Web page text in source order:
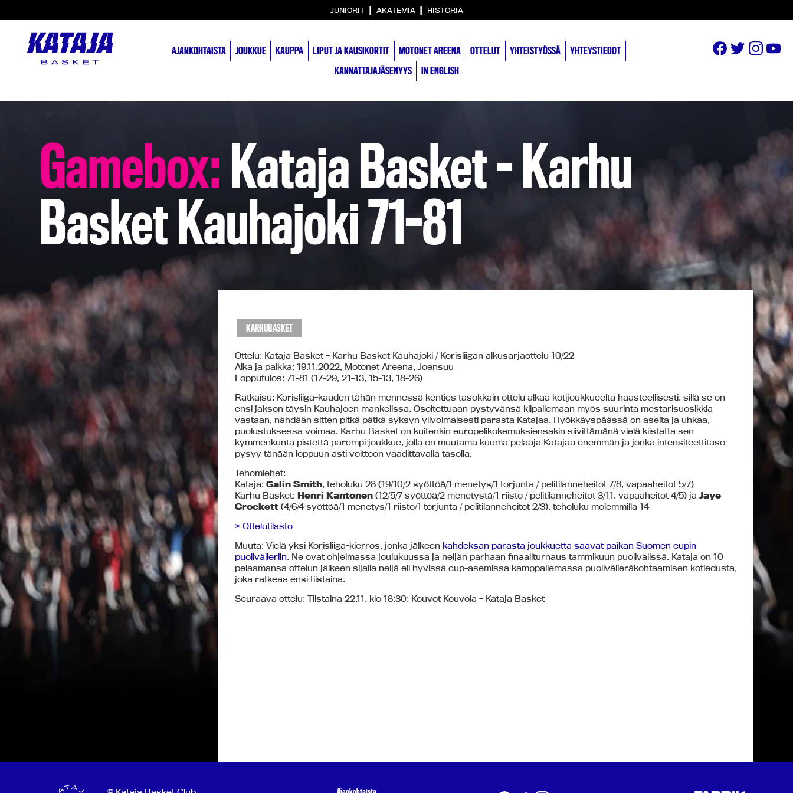
JUNIORIT | AKATEMIA | HISTORIA
AJANKOHTAISTA JOUKKUE KAUPPA LIPUT JA KAUSIKORTIT MOTONET AREENA OTTELUT YHTEISTYÖSSÄ
YHTEYSTIEDOT
KANNATTAJAJÄSENYYS
IN ENGLISH
Gamebox: Kataja Basket – Karhu
Basket Kauhajoki 71-81
KARHUBASKET
Ottelu: Kataja Basket – Karhu Basket Kauhajoki / Korisliigan alkusarjaottelu 10/22
Aika ja paikka: 19.11.2022, Motonet Areena, Joensuu
Lopputulos: 71-81 (17-29, 21-13, 15-13, 18-26)
Ratkaisu: Korisliiga-kauden tähän mennessä kenties tasokkain ottelu alkaa kotijoukkueelta haasteellisesti, sillä se on
ensi jakson täysin Kauhajoen mankelissa. Osoitettuaan pystyvänsä kilpailemaan myös suurinta mestarisuosikkia
vastaan, nähdään sitten pitkä pätkä syksyn ylivoimaisesti parasta Katajaa. Hyökkäyspäässä on aseita ja uhkaa,
puolustuksessa voimaa. Karhu Basket on kuitenkin europelikokemuksiensakin siivittämänä vielä kiistatta sen
kymmenkunta pistettä parempi joukkue, jolla on muutama kuuma pelaaja Katajaa enemmän ja jonka intensiteettitaso
pysyy tänään loppuun asti voittoon vaadittavalla tasolla.
Tehomiehet:
Kataja: Galin Smith, teholuku 28 (19/10/2 syöttöä/1 menetys/1 torjunta / pelitilanneheitot 7/8, vapaaheitot 5/7)
Karhu Basket: Henri Kantonen(12/5/7 syöttöä/2 menetystä/1 riisto / pelitilanneheitot 3/11, vapaaheitot 4/5) ja Jaye
Crockett(4/6/4 syöttöä/1 menetys/1 riisto/1 torjunta / pelitilanneheitot 2/3), teholuku molemmilla 14
> Ottelutilasto
Muuta: Vielä yksi Korisliiga-kierros, jonka jälkeen kahdeksan parasta joukkuetta saavat paikan Suomen cupin
puolivälieriin. Ne ovat ohjelmassa joulukuussa ja neljän parhaan finaaliturnaus tammikuun puolivälissä. Kataja on 10
pelaamansa ottelun jälkeen sijalla neljä eli hyvissä cup-asemissa kamppailemassa puolivälieräkohtaamisen kotiedusta,
joka ratkeaa ensi tiistaina.
Seuraava ottelu: Tiistaina 22.11. klo 18:30: Kouvot Kouvola – Kataja Basket